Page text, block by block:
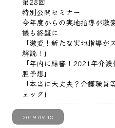
特別公開セミナー
今年度からの実地指導が激
議も終盤に
「激変！新たな実地指導
解説！」
「年内に結審！2021年介
胆予想」
「本当に大丈夫？介護職
ェック」
2019.09.18